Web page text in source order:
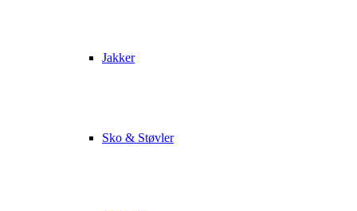
Jakker
Sko & Støvler